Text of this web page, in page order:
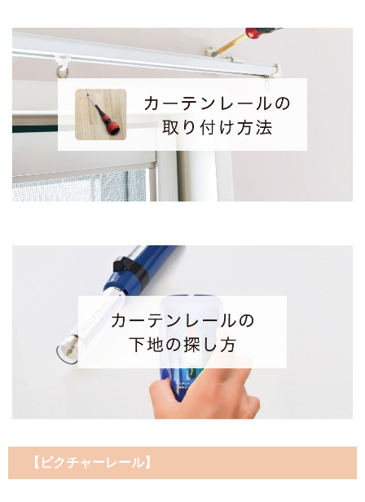
【ピクチャーレール】